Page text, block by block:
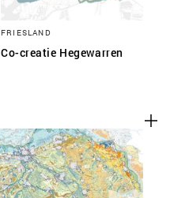
FRIESLAND
Co-creatie Hegewarren